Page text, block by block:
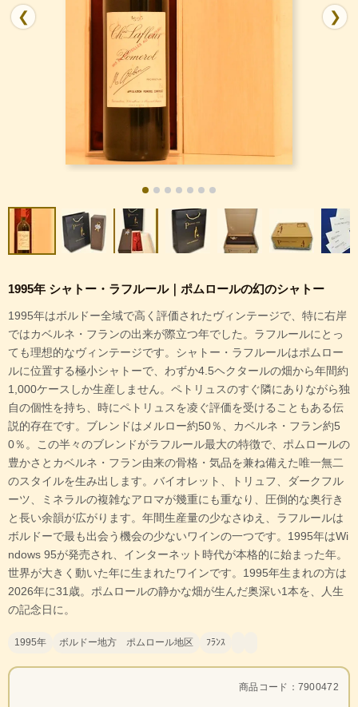
❮ ❯
1995年 シャトー・ラフルール｜ポムロールの幻のシャトー
1995年はボルドー全域で高く評価されたヴィンテージで、特に右岸
ではカベルネ・フランの出来が際立つ年でした。ラフルールにとっ
ても理想的なヴィンテージです。シャトー・ラフルールはポムロー
ルに位置する極小シャトーで、わずか4.5ヘクタールの畑から年間約
1,000ケースしか生産しません。ペトリュスのすぐ隣にありながら独
自の個性を持ち、時にペトリュスを凌ぐ評価を受けることもある伝
説的存在です。ブレンドはメルロー約50％、カベルネ・フラン約5
0％。この半々のブレンドがラフルール最大の特徴で、ポムロールの
豊かさとカベルネ・フラン由来の骨格・気品を兼ね備えた唯一無二
のスタイルを生み出します。バイオレット、トリュフ、ダークフル
ーツ、ミネラルの複雑なアロマが幾重にも重なり、圧倒的な奥行き
と長い余韻が広がります。年間生産量の少なさゆえ、ラフルールは
ボルドーで最も出会う機会の少ないワインの一つです。1995年はWi
ndows 95が発売され、インターネット時代が本格的に始まった年。
世界が大きく動いた年に生まれたワインです。1995年生まれの方は
2026年に31歳。ポムロールの静かな畑が生んだ奥深い1本を、人生
の記念日に。
1995年 ボルドー地方 ポムロール地区 ﾌﾗﾝｽ
商品コード：7900472